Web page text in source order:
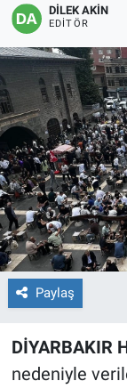
DİLEK AKİN
EDITÖR
Paylaş
DİYARBAKIR
nedeniyle
ÖZEL
POLİTİKA
SAĞLIK
SPOR